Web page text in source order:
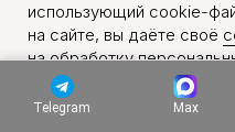
Telegram Max
использующий cookie-
на сайте, вы даёте своё
на обработку
в порядке, указанном в
персональных данных